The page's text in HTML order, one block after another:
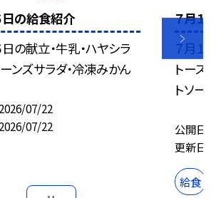
日の給食紹介
日の献立・牛乳・ハヤシラ
ーンズサラダ・冷凍みかん
2026/07/22
2026/07/22
７月
７月
トース
トソー
公開日
更新日
給食